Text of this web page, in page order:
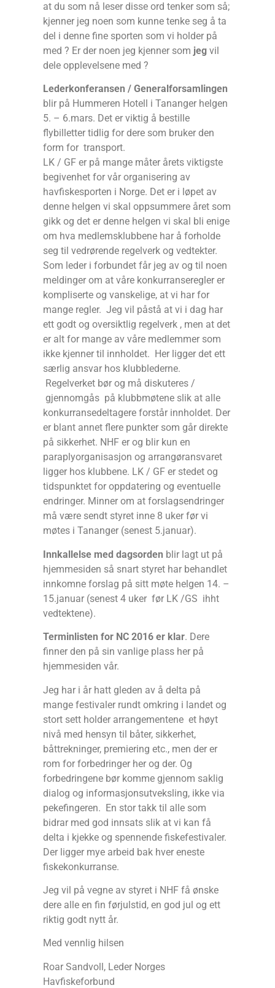
at du som nå leser disse ord tenker som så;
kjenner jeg noen som kunne tenke seg å ta
del i denne fine sporten som vi holder på
med ? Er der noen jeg kjenner som jeg vil
dele opplevelsene med ?
Lederkonferansen / Generalforsamlingen
blir på Hummeren Hotell i Tananger helgen
5. – 6.mars. Det er viktig å bestille
flybilletter tidlig for dere som bruker den
form for transport.
LK / GF er på mange måter årets viktigste
begivenhet for vår organisering av
havfiskesporten i Norge. Det er i løpet av
denne helgen vi skal oppsummere året som
gikk og det er denne helgen vi skal bli enige
om hva medlemsklubbene har å forholde
seg til vedrørende regelverk og vedtekter.
Som leder i forbundet får jeg av og til noen
meldinger om at våre konkurranseregler er
kompliserte og vanskelige, at vi har for
mange regler. Jeg vil påstå at vi i dag har
ett godt og oversiktlig regelverk , men at det
er alt for mange av våre medlemmer som
ikke kjenner til innholdet. Her ligger det ett
særlig ansvar hos klubblederne.
Regelverket bør og må diskuteres /
gjennomgås på klubbmøtene slik at alle
konkurransedeltagere forstår innholdet. Der
er blant annet flere punkter som går direkte
på sikkerhet. NHF er og blir kun en
paraplyorganisasjon og arrangøransvaret
ligger hos klubbene. LK / GF er stedet og
tidspunktet for oppdatering og eventuelle
endringer. Minner om at forslagsendringer
må være sendt styret inne 8 uker før vi
møtes i Tananger (senest 5.januar).
Innkallelse med dagsorden blir lagt ut på
hjemmesiden så snart styret har behandlet
innkomne forslag på sitt møte helgen 14. –
15.januar (senest 4 uker før LK /GS ihht
vedtektene).
Terminlisten for NC 2016 er klar. Dere
finner den på sin vanlige plass her på
hjemmesiden vår.
Jeg har i år hatt gleden av å delta på
mange festivaler rundt omkring i landet og
stort sett holder arrangementene et høyt
nivå med hensyn til båter, sikkerhet,
båttrekninger, premiering etc., men der er
rom for forbedringer her og der. Og
forbedringene bør komme gjennom saklig
dialog og informasjonsutveksling, ikke via
pekefingeren. En stor takk til alle som
bidrar med god innsats slik at vi kan få
delta i kjekke og spennende fiskefestivaler.
Der ligger mye arbeid bak hver eneste
fiskekonkurranse.
Jeg vil på vegne av styret i NHF få ønske
dere alle en fin førjulstid, en god jul og ett
riktig godt nytt år.
Med vennlig hilsen
Roar Sandvoll, Leder Norges
Havfiskeforbund